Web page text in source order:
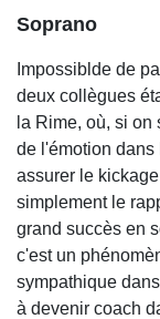
Soprano
Impossiblde de
deux collègues
la Rime, où, si
de l'émotion
assurer le
simplement le
grand succès en
c'est un
sympathique
à devenir coach